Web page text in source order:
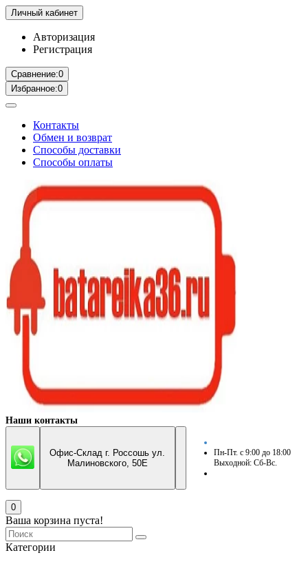
Личный кабинет
Авторизация
Регистрация
Сравнение:0
Избранное:0
Контакты
Обмен и возврат
Способы доставки
Способы оплаты
Наши контакты
Офис-Склад г. Россошь ул.
Малиновского, 50Е
Пн-Пт. с 9:00 до 18:00
Выходной: Сб-Вс.
0
Ваша корзина пуста!
Категории